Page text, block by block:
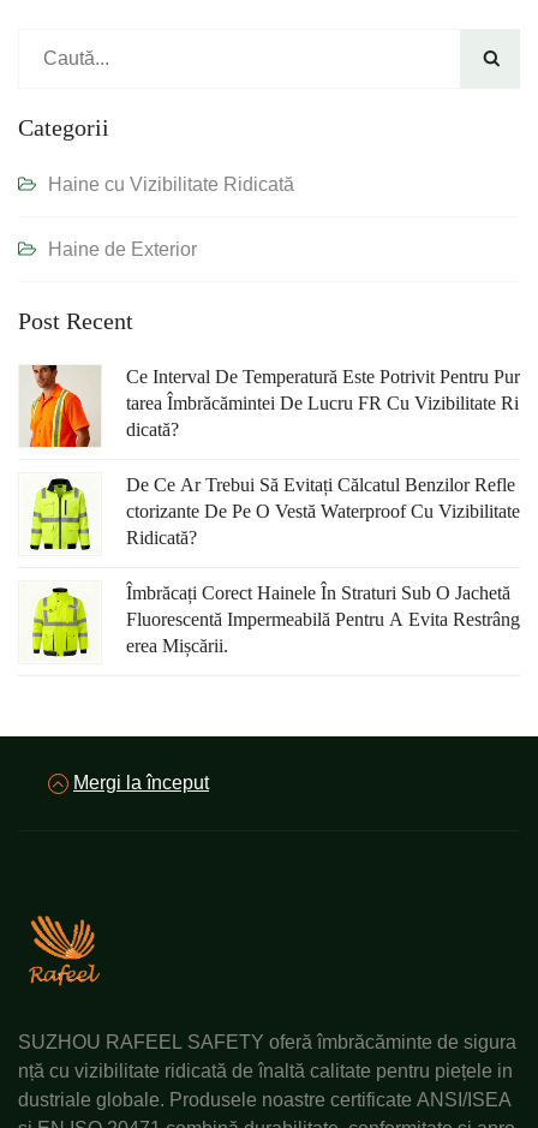

Categorii
Haine cu Vizibilitate Ridicată
Haine de Exterior
Post Recent
Ce Interval De Temperatură Este Potrivit Pentru Pur
Tarea Îmbrăcămintei De Lucru FR Cu Vizibilitate Ri
Dicată?
De Ce Ar Trebui Să Evitați Călcatul Benzilor Refle
Ctorizante De Pe O Vestă Waterproof Cu Vizibilitate
Ridicată?
Îmbrăcați Corect Hainele În Straturi Sub O Jachetă
Fluorescentă Impermeabilă Pentru A Evita Restrâng
Erea Mișcării.
Mergi la început
SUZHOU RAFEEL SAFETY oferă îmbrăcăminte de sigura
nță cu vizibilitate ridicată de înaltă calitate pentru piețele in
dustriale globale. Produsele noastre certificate ANSI/ISEA